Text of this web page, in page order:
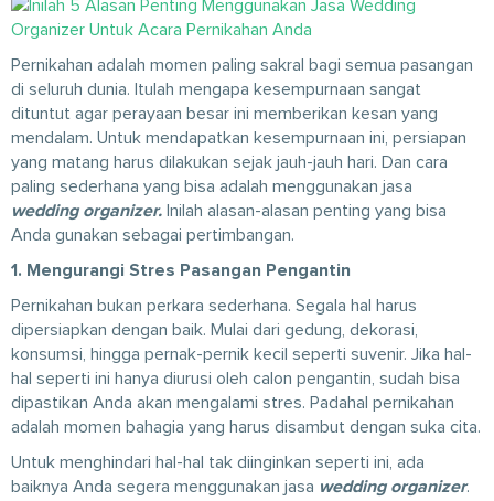
Pernikahan adalah momen paling sakral bagi semua pasangan
di seluruh dunia. Itulah mengapa kesempurnaan sangat
dituntut agar perayaan besar ini memberikan kesan yang
mendalam. Untuk mendapatkan kesempurnaan ini, persiapan
yang matang harus dilakukan sejak jauh-jauh hari. Dan cara
paling sederhana yang bisa adalah menggunakan jasa
wedding organizer. Inilah alasan-alasan penting yang bisa
Anda gunakan sebagai pertimbangan.
1. Mengurangi Stres Pasangan Pengantin
Pernikahan bukan perkara sederhana. Segala hal harus
dipersiapkan dengan baik. Mulai dari gedung, dekorasi,
konsumsi, hingga pernak-pernik kecil seperti suvenir. Jika hal-
hal seperti ini hanya diurusi oleh calon pengantin, sudah bisa
dipastikan Anda akan mengalami stres. Padahal pernikahan
adalah momen bahagia yang harus disambut dengan suka cita.
Untuk menghindari hal-hal tak diinginkan seperti ini, ada
baiknya Anda segera menggunakan jasa wedding organizer.